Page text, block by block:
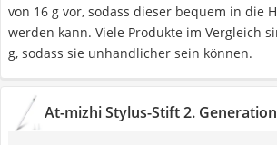
von 16 g vor, sodass dieser bequem in die
werden kann. Viele Produkte im Vergleich
g, sodass sie unhandlicher sein können.
At-mizhi Stylus-Stift 2. Generation